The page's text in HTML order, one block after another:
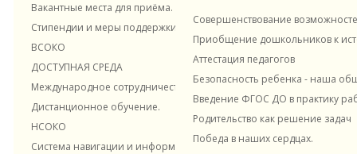
Вакантные места для приёма. Прием в ДОУ
Стипендии и меры поддержки обучающихся
ВСОКО
ДОСТУПНАЯ СРЕДА
Международное сотрудничество
Дистанционное обучение.
НСОКО
Система навигации и информирования в ДОУ
Совершенствование
Приобщение дошкольников к
Аттестация педагогов
Безопасность ребенка - наша
Введение ФГОС ДО в практику
Родительство как решение задач
Победа в наших сердцах.
Консультационный центр Контакты
Московского района
Санкт-Петербурга
Последнее изменение материалов сайта 20.06.2026 г.
Родителям и ученикам
Педагогам и сотрудникам